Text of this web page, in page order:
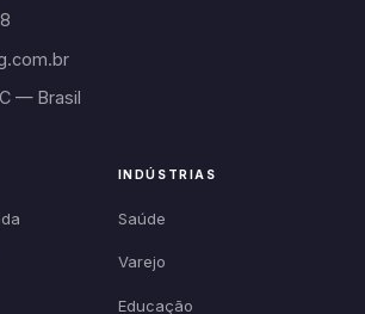
— Brasil
INDÚSTRIAS
Saúde
Varejo
Educação